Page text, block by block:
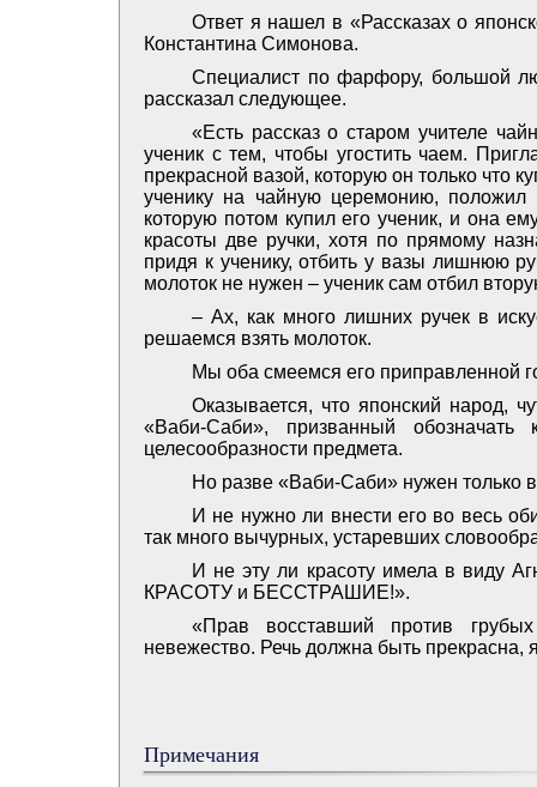
Ответ я нашел в «Рассказах о
Константина Симонова.
Специалист по фарфору, большой
рассказал следующее.
«Есть рассказ о старом учителе
ученик с тем, чтобы угостить чаем.
прекрасной вазой, которую он только что
ученику на чайную церемонию,
которую потом купил его ученик, и она
красоты две ручки, хотя по прямому
придя к ученику, отбить у вазы лишнюю
молоток не нужен – ученик сам отбил
– Ах, как много лишних ручек в
решаемся взять молоток.
Мы оба смеемся его приправленной
Оказывается, что японский народ,
«Ваби-Саби», призванный
целесообразности предмета.
Но разве «Ваби-Саби» нужен только в
И не нужно ли внести его во весь
так много вычурных, устаревших
И не эту ли красоту имела в виду
КРАСОТУ и БЕССТРАШИЕ!».
«Прав восставший против
невежество. Речь должна быть прекрасна,
Примечания